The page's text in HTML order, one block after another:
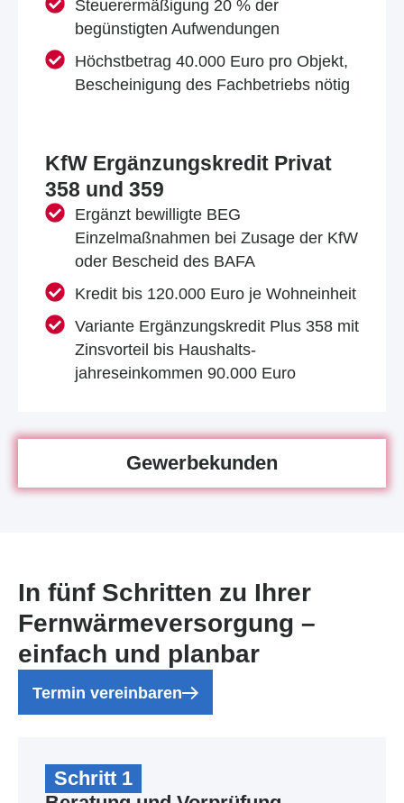
Gewerbekunden
Steuerermäßigung 20 % der
begünstigten Aufwendungen
Höchstbetrag 40.000 Euro pro Objekt,
Bescheinigung des Fachbetriebs nötig
KfW Ergänzungskredit Privat
358 und 359
Ergänzt bewilligte BEG
Einzelmaßnahmen bei Zusage der KfW
oder Bescheid des BAFA
Kredit bis 120.000 Euro je Wohneinheit
Variante Ergänzungskredit Plus 358 mit
Zinsvorteil bis Haushalts­
jahreseinkommen 90.000 Euro
In fünf Schritten zu Ihrer
Fernwärmeversorgung –
einfach und planbar
Termin vereinbaren
Schritt 1